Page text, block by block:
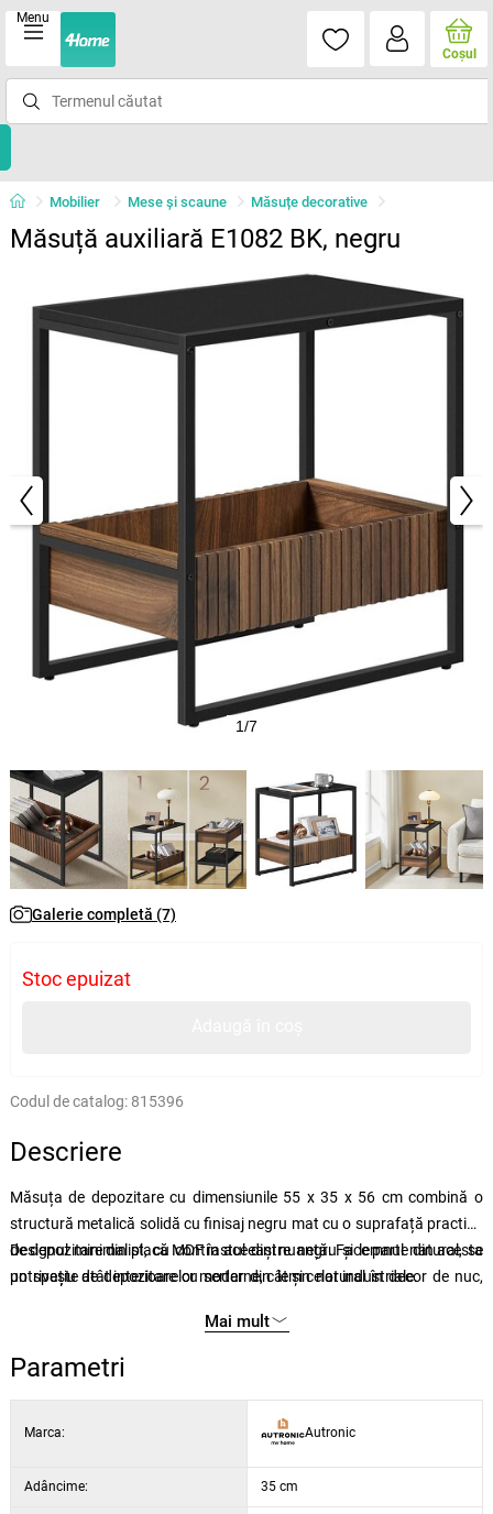
Menu
Coşul
Mobilier Mese şi scaune Măsuțe decorative
Măsuță auxiliară E1082 BK, negru
1/7
Galerie completă (7)
Stoc epuizat
Codul de catalog: 815396
Descriere
Măsuța de depozitare cu dimensiunile 55 x 35 x 56 cm combină o
structură metalică solidă cu finisaj negru mat cu o suprafață practică
de depozitare din placă MDF în aceeași nuanță. Face parte din acesta
un spațiu de depozitare cu sertar din lemn natural în decor de nuc,
Picioarele reglabile permit nivelarea măsuței pe suprafețe inegale,
asigurând astfel stabilitate și utilizare în condiții de siguranță.
Designul minimalist, cu contrastul dintre negru și lemnul natural, se
potrivește atât interioarelor moderne, cât și celor industriale.
Mai mult
Parametri
Marca: Autronic
Adâncime: 35 cm